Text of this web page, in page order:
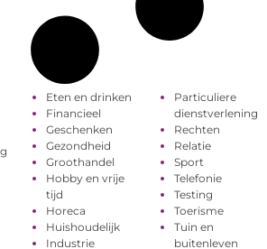
Eten en drinken
Financieel
Geschenken
Gezondheid
Groothandel
Hobby en vrije
tijd
Horeca
Huishoudelijk
Industrie
Particuliere
dienstverlening
Rechten
Relatie
Sport
Telefonie
Testing
Toerisme
Tuin en
buitenleven